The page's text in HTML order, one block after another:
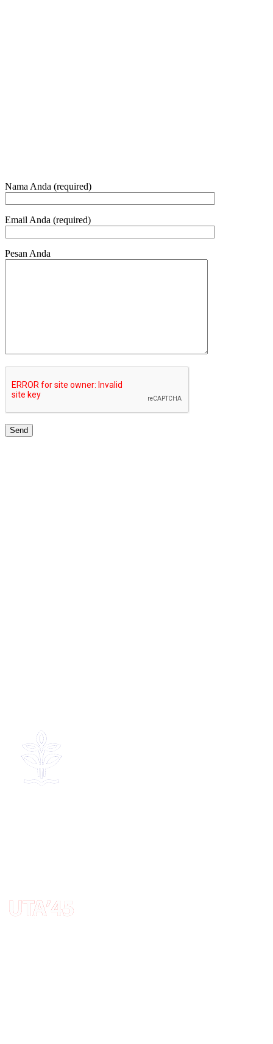
Nama Anda (required)
Email Anda (required)
Pesan Anda